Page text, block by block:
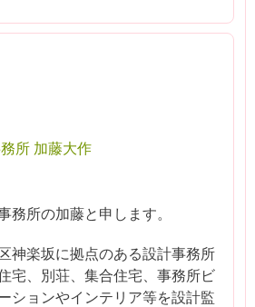
所 加藤大作
務所の加藤と申します。
神楽坂に拠点のある設計事務所
宅、別荘、集合住宅、事務所ビ
ションやインテリア等を設計監